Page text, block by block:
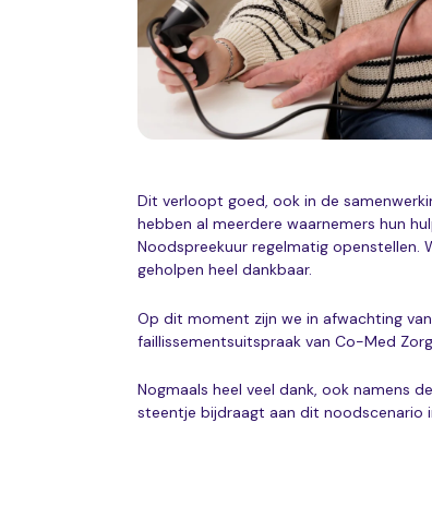
Dit verloopt goed, ook in de
hebben al meerdere waarnemers hun
Noodspreekuur regelmatig openstellen.
geholpen heel dankbaar.
Op dit moment zijn we in afwachting
faillissementsuitspraak van Co-Med Zorg
Nogmaals heel veel dank, ook namens
steentje bijdraagt aan dit noodscenario